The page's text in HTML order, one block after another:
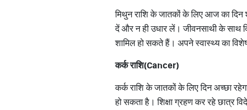
मिथुन राशि के जातकों के लिए आज का दिन
दें और न ही उधार लें। जीवनसाथी के साथ
शामिल हो सकते हैं। अपने स्वास्थ्य का विशेष
कर्क राशि(Cancer)
कर्क राशि के जातकों के लिए दिन अच्छा
हो सकता है। शिक्षा ग्रहण कर रहे छात्र